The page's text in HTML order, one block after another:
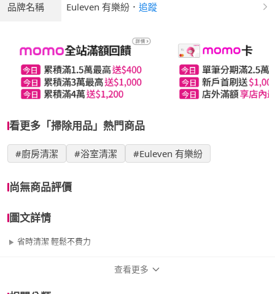
品牌名稱 Euleven 有樂紛 ． 追蹤
看更多「掃除用品」熱門商品
#廚房清潔 #浴室清潔 #Euleven 有樂紛
尚無商品評價
圖文詳情
省時清潔 輕鬆不費力
查看更多